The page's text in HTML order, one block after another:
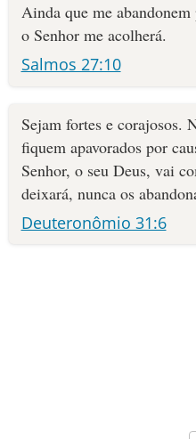
SALMO DO DIA
DEVOCIONAL DIÁRIO
ESTUDOS BÍBLICOS
ESBOÇOS DE PREGAÇÃO
deste amor foi concretizada pelo
Levante os seus olhos e
palavras daquele que te
Ainda que me abandonem
o Senhor me acolherá.
Salmos 27:10
Sejam fortes e corajosos.
fiquem apavorados por
Senhor, o seu Deus, vai
deixará, nunca os
Deuteronômio 31:6